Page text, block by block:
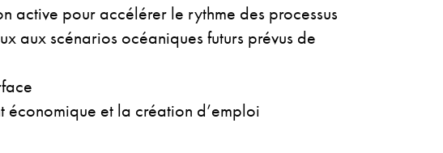
active pour accélérer le rythme des processus
aux scénarios océaniques futurs prévus de
et la création d’emploi